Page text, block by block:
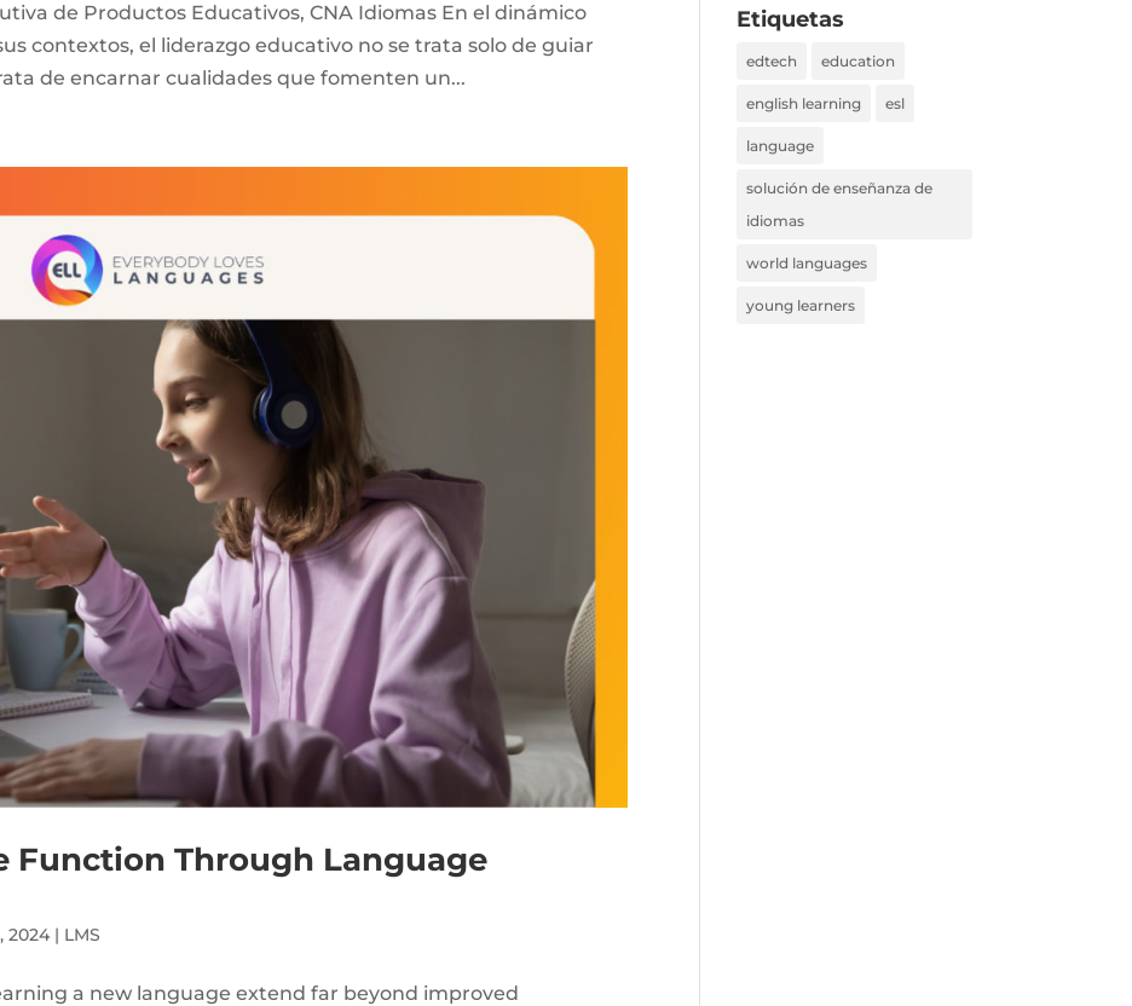
de Productos Educativos, CNA Idiomas En el dinámico
contextos, el liderazgo educativo no se trata solo de guiar
de encarnar cualidades que fomenten un...
Function Through Language
2024 | LMS
a new language extend far beyond improved
Etiquetas
edtech education
english learning esl
language
solución de enseñanza de
idiomas
world languages
young learners